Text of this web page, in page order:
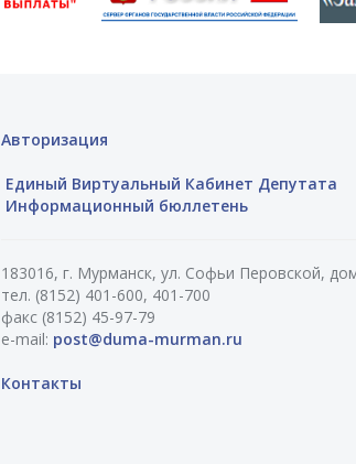
Авторизация
Единый Виртуальный Кабинет Депутата
Информационный бюллетень
183016, г. Мурманск, ул. Софьи Перовской,
тел. (8152) 401-600, 401-700
факс (8152) 45-97-79
e-mail: post@duma-murman.ru
Контакты